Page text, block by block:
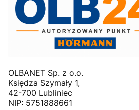
OLBANET Sp. z o.o.
Księdza Szymały 1,
42-700 Lubliniec
NIP: 5751888661